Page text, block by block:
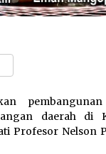
daerah di
Profesor Nelson